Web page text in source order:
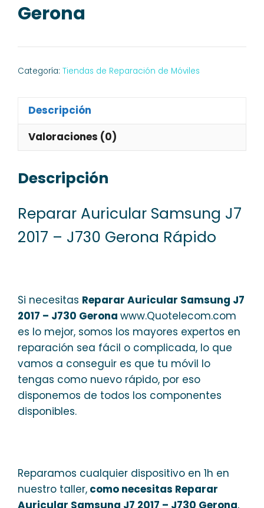
Gerona
Categoría: Tiendas de Reparación de Móviles
Descripción
Valoraciones (0)
Descripción
Reparar Auricular Samsung J7
2017 – J730 Gerona Rápido
Si necesitas Reparar Auricular Samsung J7
2017 – J730 Gerona www.Quotelecom.com
es lo mejor, somos los mayores expertos en
reparación sea fácil o complicada, lo que
vamos a conseguir es que tu móvil lo
tengas como nuevo rápido, por eso
disponemos de todos los componentes
disponibles.
Reparamos cualquier dispositivo en 1h en
nuestro taller, como necesitas Reparar
Auricular Samsung J7 2017 – J730 Gerona,